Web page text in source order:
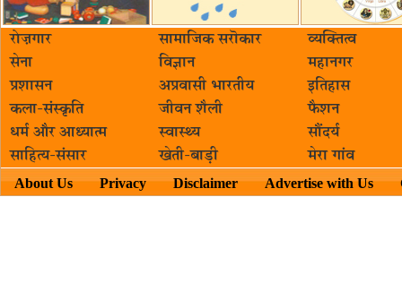
रोज़गार सामाजिक सरॊकार‌
व्यक्तित्व
सेना
विज्ञान
महानगर
प्रशासन
अप्रवासी भारतीय
इतिहास
कला-संस्कृति
जीवन शैली
फैशन
धर्म और आध्यात्म
स्वास्थ्य
सौंदर्य
साहित्य-संसार
खेती-बाड़ी मेरा गांव
About Us Privacy Disclaimer Advertise with Us